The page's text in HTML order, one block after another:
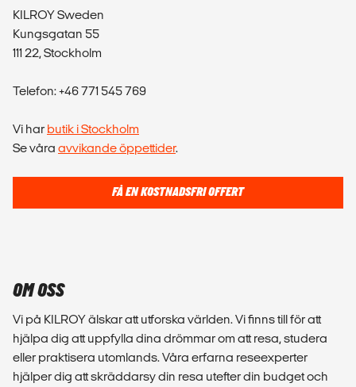
KILROY Sweden
Kungsgatan 55
111 22, Stockholm
Telefon: +46 771 545 769
Vi har butik i Stockholm
Se våra avvikande öppettider.
FÅ EN KOSTNADSFRI OFFERT
OM OSS
Vi på KILROY älskar att utforska världen. Vi finns till för att
hjälpa dig att uppfylla dina drömmar om att resa, studera
eller praktisera utomlands. Våra erfarna reseexperter
hjälper dig att skräddarsy din resa utefter din budget och